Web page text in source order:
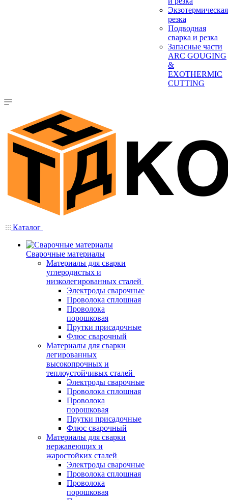
Экзотермическая
резка
Подводная
сварка и резка
Запасные части
ARC GOUGING
&
EXOTHERMIC
CUTTING
Каталог
Сварочные материалы
Материалы для сварки
углеродистых и
низколегированных сталей
Электроды сварочные
Проволока сплошная
Проволока
порошковая
Прутки присадочные
Флюс сварочный
Материалы для сварки
легированных
высокопрочных и
теплоустойчивых сталей
Электроды сварочные
Проволока сплошная
Проволока
порошковая
Прутки присадочные
Флюс сварочный
Материалы для сварки
нержавеющих и
жаростойких сталей
Электроды сварочные
Проволока сплошная
Проволока
порошковая